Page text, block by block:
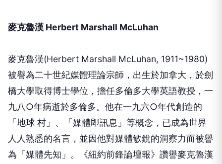
麥克魯漢 Herbert Marshall McLuhan
麥克魯漢(Herbert Marshall McLuhan, 1911~1980)
被譽為二十世紀媒體理論宗師，出生於加拿大，於劍
橋大學取得博士學位，擔任多倫多大學英語教授，一
九八○年病逝於多倫多。他在一九六○年代創造的
「地球 村」、「媒體即訊息」等概念，已成為世界
人人熟悉的名言，並因他對媒體敏銳的洞察力而被譽
為「媒體先知」。《紐約前鋒論壇報》讚譽麥克魯漢